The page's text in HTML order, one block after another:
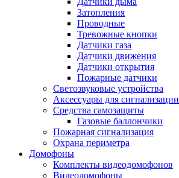
Затопления
Проводные
Тревожные кнопки
Датчики газа
Датчики движения
Датчики открытия
Пожарные датчики
Светозвуковые устройства
Аксессуары для сигнализации
Средства самозащиты
Газовые баллончики
Пожарная сигнализация
Охрана периметра
Домофоны
Комплекты видеодомофонов
Видеодомофоны